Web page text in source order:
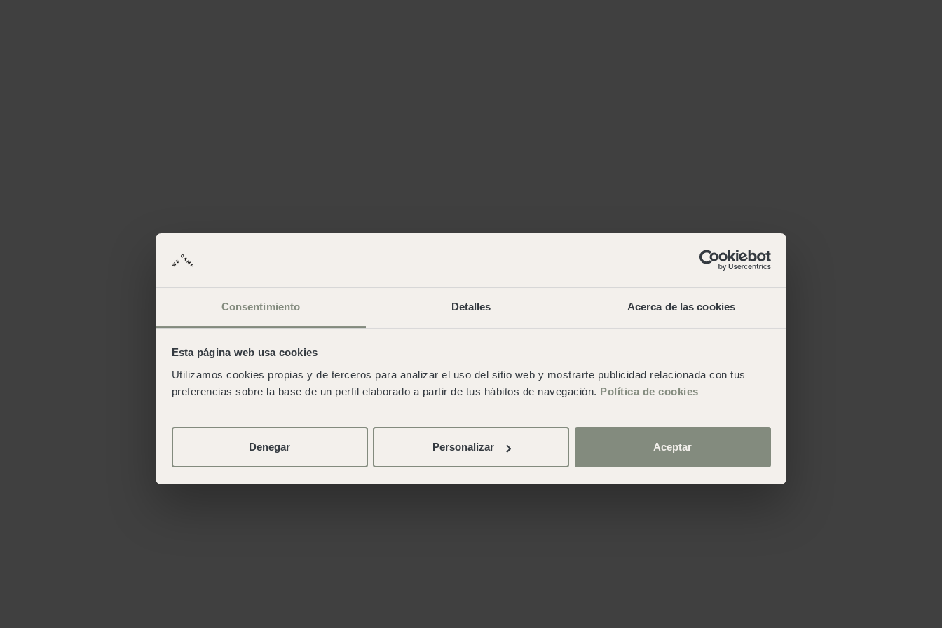
Consentimiento Detalles Acerca de las cookies
Esta página web usa cookies
Utilizamos cookies propias y de terceros para analizar el uso del sitio web y mostrarte publicidad relacionada con tus
preferencias sobre la base de un perfil elaborado a partir de tus hábitos de navegación. Política de cookies
Denegar Personalizar Aceptar